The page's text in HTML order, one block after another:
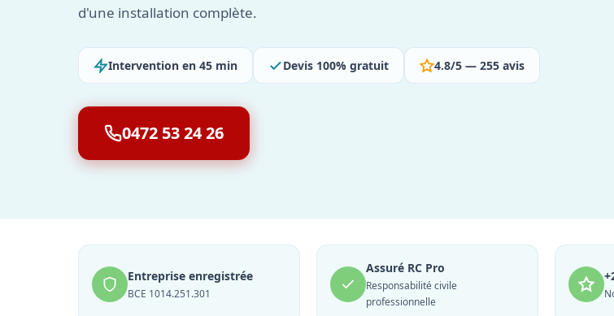
d'une installation complète.
Intervention en 45 min Devis 100% gratuit 4.8/5 — 255 avis
0472 53 24 26
Entreprise enregistrée
BCE 1014.251.301
Assuré RC Pro
Responsabilité civile
professionnelle